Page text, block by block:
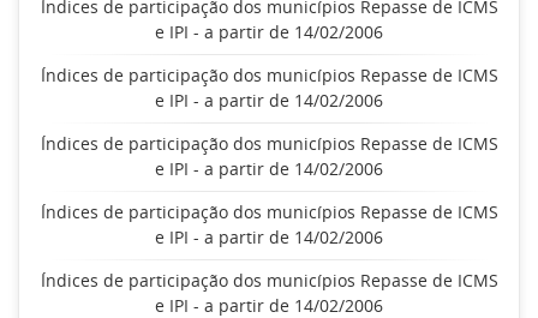
Índices de participação dos municípios Repasse de ICMS
e IPI - a partir de 14/02/2006
Índices de participação dos municípios Repasse de ICMS
e IPI - a partir de 14/02/2006
Índices de participação dos municípios Repasse de ICMS
e IPI - a partir de 14/02/2006
Índices de participação dos municípios Repasse de ICMS
e IPI - a partir de 14/02/2006
Índices de participação dos municípios Repasse de ICMS
e IPI - a partir de 14/02/2006